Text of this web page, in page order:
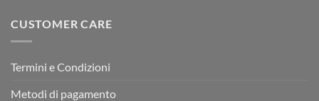
CUSTOMER CARE
Termini e Condizioni
Metodi di pagamento